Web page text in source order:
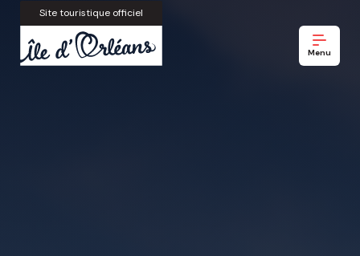
Site touristique officiel
Menu